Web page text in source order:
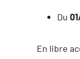
Du
En libre